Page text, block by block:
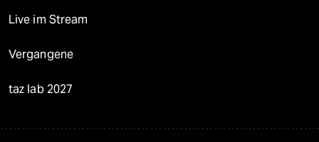
Live im Stream
Vergangene
taz lab 2027